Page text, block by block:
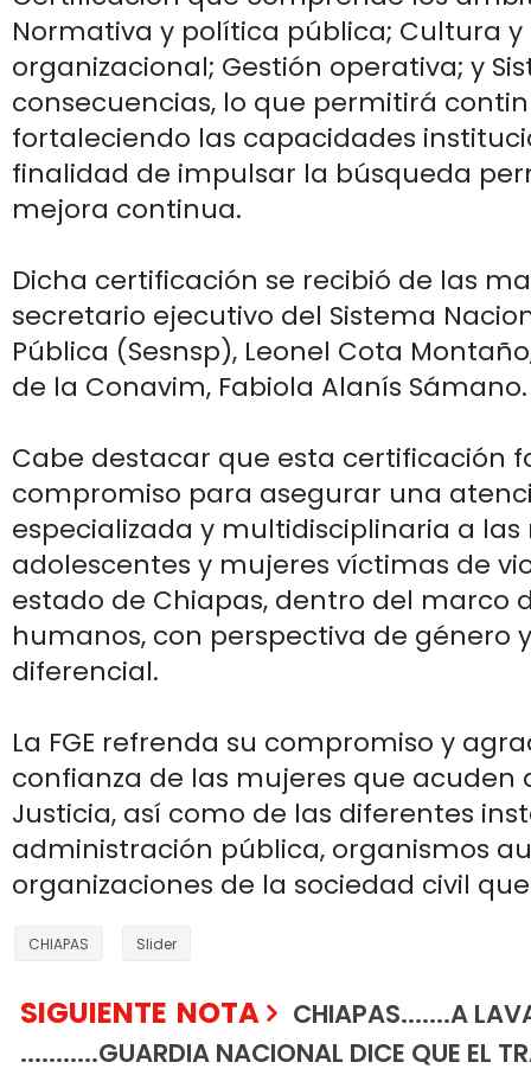
Normativa y política pública; Cultura
organizacional; Gestión operativa; y
consecuencias, lo que permitirá
fortaleciendo las capacidades
finalidad de impulsar la búsqueda
mejora continua.
Dicha certificación se recibió de las
secretario ejecutivo del Sistema
Pública (Sesnsp), Leonel Cota
de la Conavim, Fabiola Alanís Sámano.
Cabe destacar que esta certificación
compromiso para asegurar una
especializada y multidisciplinaria a las
adolescentes y mujeres víctimas de
estado de Chiapas, dentro del marco
humanos, con perspectiva de género
diferencial.
La FGE refrenda su compromiso y
confianza de las mujeres que acuden
Justicia, así como de las diferentes
administración pública, organismos
organizaciones de la sociedad civil
CHIAPAS Slider
SIGUIENTE NOTA
CHIAPAS.......A
...........GUARDIA NACIONAL DICE QUE EL